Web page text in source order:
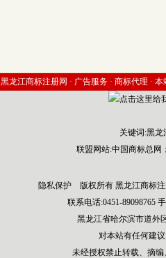
黑龙江商标注册网 · 广告服务 · 商标代理 · 本
关键词:黑
联盟网站:中国商标总网
隐私保护 版权所有 黑龙江商标
联系电话:0451-89098765
黑龙江省哈尔滨市道外
对本站有任何建
未经授权禁止转载、摘